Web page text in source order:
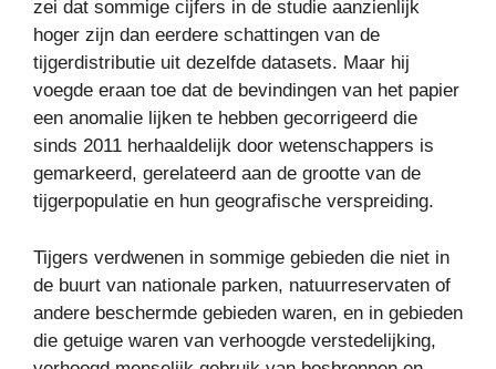
zei dat sommige cijfers in de studie aanzienlijk
hoger zijn dan eerdere schattingen van de
tijgerdistributie uit dezelfde datasets. Maar hij
voegde eraan toe dat de bevindingen van het papier
een anomalie lijken te hebben gecorrigeerd die
sinds 2011 herhaaldelijk door wetenschappers is
gemarkeerd, gerelateerd aan de grootte van de
tijgerpopulatie en hun geografische verspreiding.
Tijgers verdwenen in sommige gebieden die niet in
de buurt van nationale parken, natuurreservaten of
andere beschermde gebieden waren, en in gebieden
die getuige waren van verhoogde verstedelijking,